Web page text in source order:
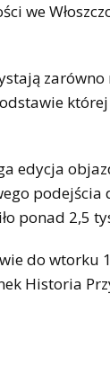
we
edycja
ponad 2,5
do
Historia